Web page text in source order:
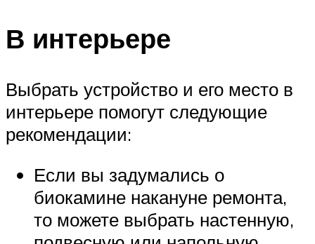
В интерьере
Выбрать устройство и его место в
интерьере помогут следующие
рекомендации:
Если вы задумались о
биокамине накануне ремонта,
то можете выбрать настенную,